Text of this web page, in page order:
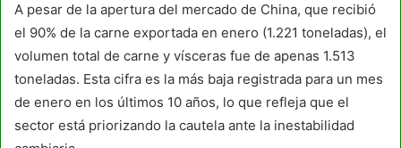
A pesar de la apertura del mercado de China, que recibió
el 90% de la carne exportada en enero (1.221 toneladas), el
volumen total de carne y vísceras fue de apenas 1.513
toneladas. Esta cifra es la más baja registrada para un mes
de enero en los últimos 10 años, lo que refleja que el
sector está priorizando la cautela ante la inestabilidad